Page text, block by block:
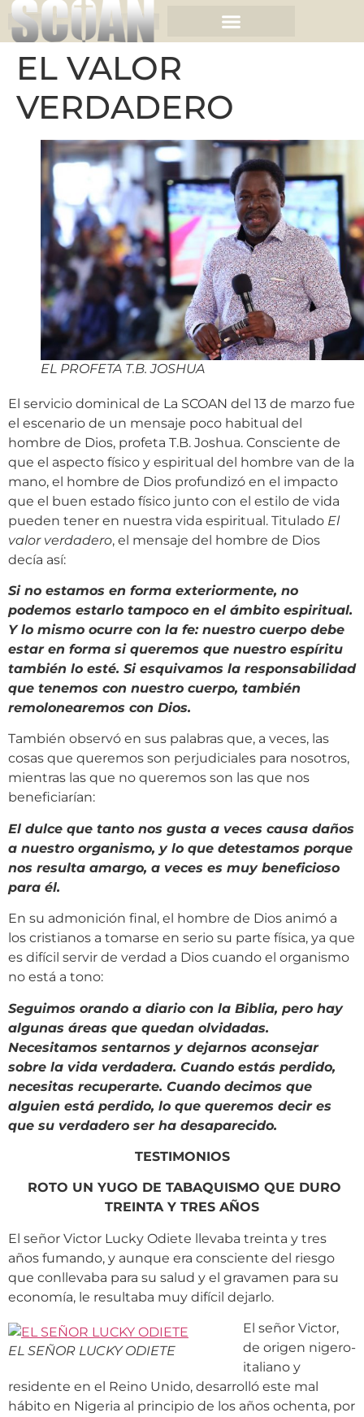
EL VALOR
VERDADERO
EL PROFETA T.B. JOSHUA
El servicio dominical de La SCOAN del 13 de marzo fue
el escenario de un mensaje poco habitual del
hombre de Dios, profeta T.B. Joshua. Consciente de
que el aspecto físico y espiritual del hombre van de la
mano, el hombre de Dios profundizó en el impacto
que el buen estado físico junto con el estilo de vida
pueden tener en nuestra vida espiritual. Titulado El
valor verdadero, el mensaje del hombre de Dios
decía así:
Si no estamos en forma exteriormente, no
podemos estarlo tampoco en el ámbito espiritual.
Y lo mismo ocurre con la fe: nuestro cuerpo debe
estar en forma si queremos que nuestro espíritu
también lo esté. Si esquivamos la responsabilidad
que tenemos con nuestro cuerpo, también
remolonearemos con Dios.
También observó en sus palabras que, a veces, las
cosas que queremos son perjudiciales para nosotros,
mientras las que no queremos son las que nos
beneficiarían:
El dulce que tanto nos gusta a veces causa daños
a nuestro organismo, y lo que detestamos porque
nos resulta amargo, a veces es muy beneficioso
para él.
En su admonición final, el hombre de Dios animó a
los cristianos a tomarse en serio su parte física, ya que
es difícil servir de verdad a Dios cuando el organismo
no está a tono:
Seguimos orando a diario con la Biblia, pero hay
algunas áreas que quedan olvidadas.
Necesitamos sentarnos y dejarnos aconsejar
sobre la vida verdadera. Cuando estás perdido,
necesitas recuperarte. Cuando decimos que
alguien está perdido, lo que queremos decir es
que su verdadero ser ha desaparecido.
TESTIMONIOS
ROTO UN YUGO DE TABAQUISMO QUE DURO
TREINTA Y TRES AÑOS
El señor Victor Lucky Odiete llevaba treinta y tres
años fumando, y aunque era consciente del riesgo
que conllevaba para su salud y el gravamen para su
economía, le resultaba muy difícil dejarlo.
EL SEÑOR LUCKY ODIETE
El señor Victor,
de origen nigero-
italiano y
residente en el Reino Unido, desarrolló este mal
hábito en Nigeria al principio de los años ochenta, por